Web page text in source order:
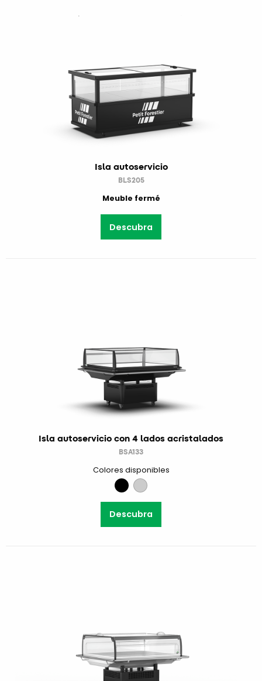
Isla autoservicio
BLS205
Meuble fermé
Descubra
Isla autoservicio con 4 lados acristalados
BSA133
Colores disponibles
Descubra